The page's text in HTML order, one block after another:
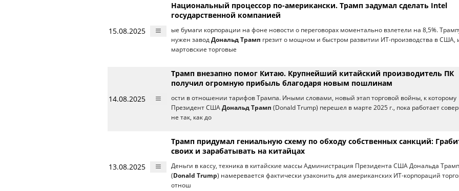
15.08.2025
Национальный процессор по-американски. Трамп задумал сделать Intel
государственной компанией
ые бумаги корпорации на фоне новости о переговорах моментально взлетели на 8,5%.
нужен завод Дональд Трамп грезит о мощном и быстром развитии ИТ-производства в США,
мартовские торговые
14.08.2025
Трамп внезапно помог Китаю. Крупнейший китайский производитель ПК
получил огромную прибыль благодаря новым пошлинам
ости в отношении тарифов Трампа. Иными словами, новый этап торговой войны, к которому
Президент США Дональд Трамп (Donald Trump) перешел в марте 2025 г., пока работает
не так, как до
13.08.2025
Трамп придумал гениальную схему по обходу собственных санкций:
своих и зарабатывать на китайцах
Деньги в кассу, техника в китайские массы Администрация Президента США Дональда
(Donald Trump) намеревается фактически узаконить для американских ИТ-корпораций
отнош